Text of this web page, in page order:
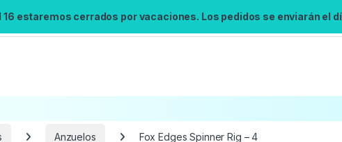
16 estaremos cerrados por vacaciones. Los pedidos se enviarán el
Anzuelos Fox Edges Spinner Rig – 4